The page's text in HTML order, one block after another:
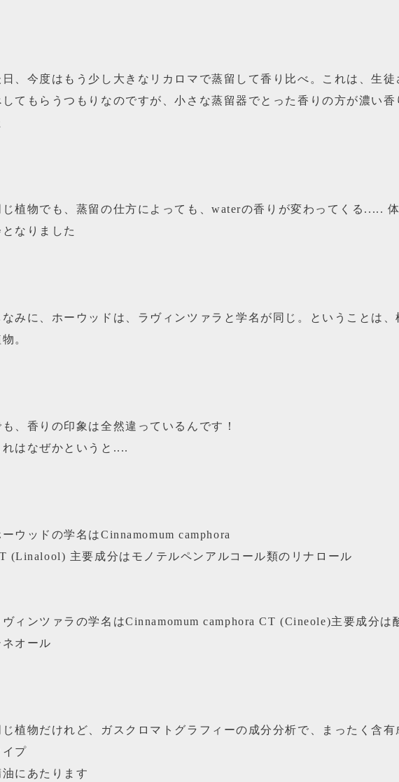
日、今度はもう少し大きなリカロマで蒸留して香り比べ。これは、生
してもらうつもりなのですが、小さな蒸留器でとった香りの方が濃い
じ植物でも、蒸留の仕方によっても、waterの香りが変わってくる.....
となりました
なみに、ホーウッドは、ラヴィンツァラと学名が同じ。ということは
。
も、香りの印象は全然違っているんです！
れはなぜかというと....
ーウッドの学名はCinnamomum camphora
(Linalool) 主要成分はモノテルペンアルコール類のリナロール
ヴィンツァラの学名はCinnamomum camphora CT (Cineole)主要成分は
ネオール
じ植物だけれど、ガスクロマトグラフィーの成分分析で、まったく含
イプ
油にあたります